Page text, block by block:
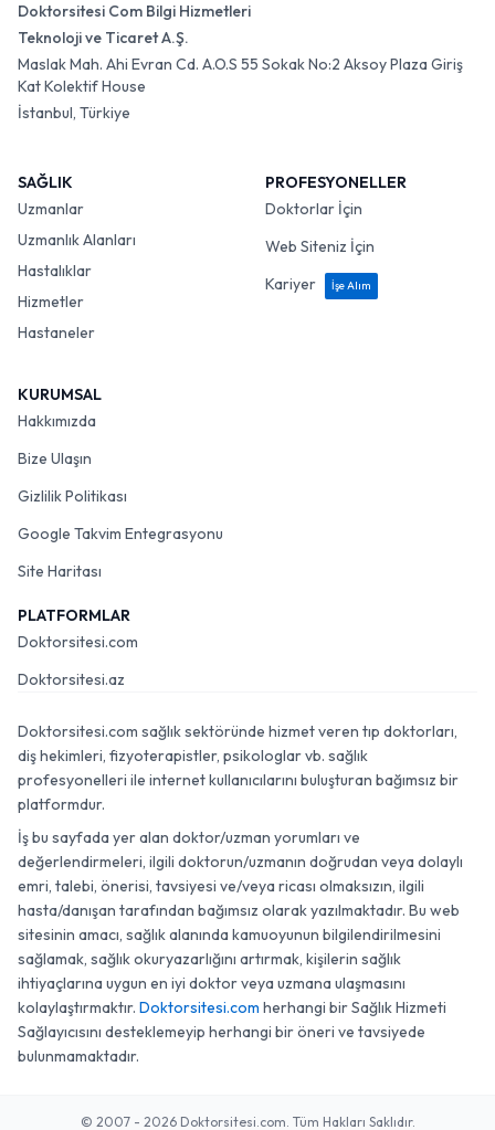
Doktorsitesi Com Bilgi Hizmetleri
Teknoloji ve Ticaret A.Ş.
Maslak Mah. Ahi Evran Cd. A.O.S 55 Sokak No:2 Aksoy Plaza Giriş
Kat Kolektif House
İstanbul, Türkiye
SAĞLIK
Uzmanlar
Uzmanlık Alanları
Hastalıklar
Hizmetler
Hastaneler
PROFESYONELLER
Doktorlar İçin
Web Siteniz İçin
Kariyer
İşe Alım
KURUMSAL
Hakkımızda
Bize Ulaşın
Gizlilik Politikası
Google Takvim Entegrasyonu
Site Haritası
PLATFORMLAR
Doktorsitesi.com
Doktorsitesi.az
Doktorsitesi.com sağlık sektöründe hizmet veren tıp doktorları,
diş hekimleri, fizyoterapistler, psikologlar vb. sağlık
profesyonelleri ile internet kullanıcılarını buluşturan bağımsız bir
platformdur.
İş bu sayfada yer alan doktor/uzman yorumları ve
değerlendirmeleri, ilgili doktorun/uzmanın doğrudan veya dolaylı
emri, talebi, önerisi, tavsiyesi ve/veya ricası olmaksızın, ilgili
hasta/danışan tarafından bağımsız olarak yazılmaktadır. Bu web
sitesinin amacı, sağlık alanında kamuoyunun bilgilendirilmesini
sağlamak, sağlık okuryazarlığını artırmak, kişilerin sağlık
ihtiyaçlarına uygun en iyi doktor veya uzmana ulaşmasını
kolaylaştırmaktır. Doktorsitesi.com herhangi bir Sağlık Hizmeti
Sağlayıcısını desteklemeyip herhangi bir öneri ve tavsiyede
bulunmamaktadır.
© 2007 - 2026 Doktorsitesi.com. Tüm Hakları Saklıdır.